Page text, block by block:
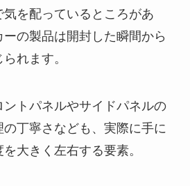
を配っているところがあ
ーの製品は開封した瞬間から
れます。
ントパネルやサイドパネルの
丁寧さなども、実際に手に
大きく左右する要素。